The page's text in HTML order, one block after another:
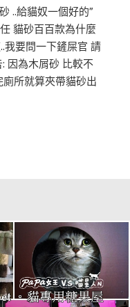
..給貓奴一個好的”
貓砂百百款為什麼
我要問一下鏟屎官 請
因為木屑砂 比較不
所就算夾帶貓砂出